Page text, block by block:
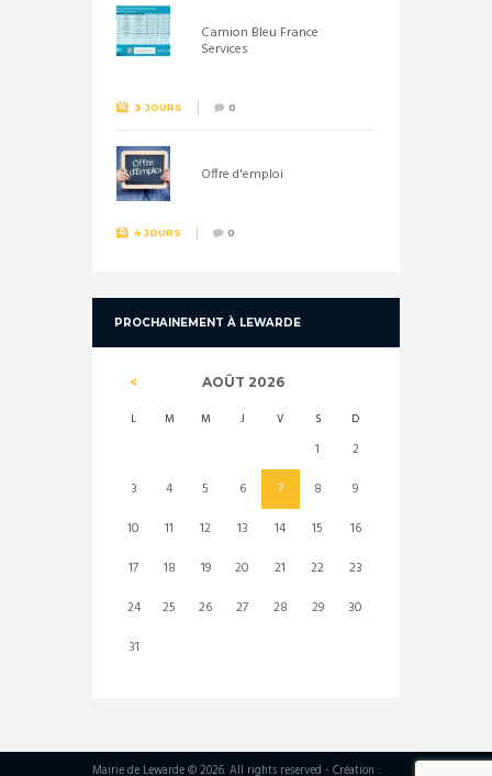
Camion Bleu France
Services
3 JOURS 0
Offre d'emploi
4 JOURS 0
PROCHAINEMENT À LEWARDE
AOÛT 2026
L M M J V S D
1
2
3
4 5 6 7 8
9
10
11 12 13 14 15
16
17
18 19 20 21 22
23
24
25 26 27 28 29
30
31
Mairie de Lewarde © 2026. All rights reserved - Création :